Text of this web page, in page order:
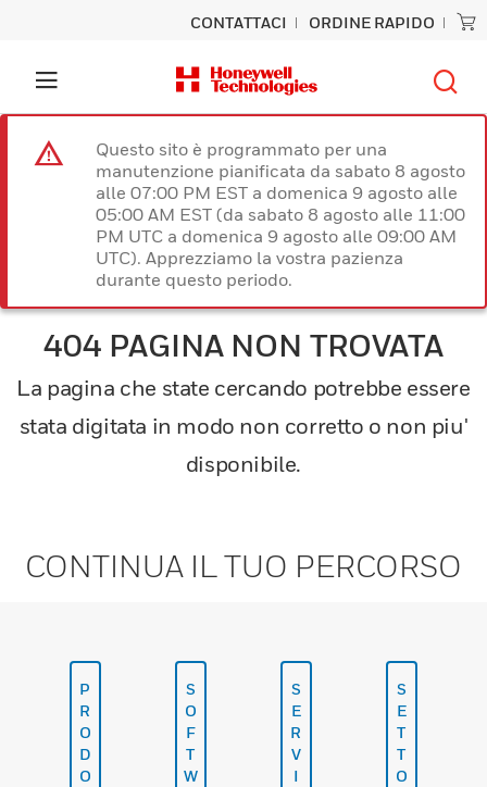
CONTATTACI ORDINE RAPIDO
Questo sito è programmato per una
manutenzione pianificata da sabato 8 agosto
alle 07:00 PM EST a domenica 9 agosto alle
05:00 AM EST (da sabato 8 agosto alle 11:00
PM UTC a domenica 9 agosto alle 09:00 AM
UTC). Apprezziamo la vostra pazienza
durante questo periodo.
404 PAGINA NON TROVATA
La pagina che state cercando potrebbe essere
stata digitata in modo non corretto o non piu'
disponibile.
CONTINUA IL TUO PERCORSO
P
R
O
D
O
S
O
F
T
W
S
E
R
V
I
S
E
T
T
O